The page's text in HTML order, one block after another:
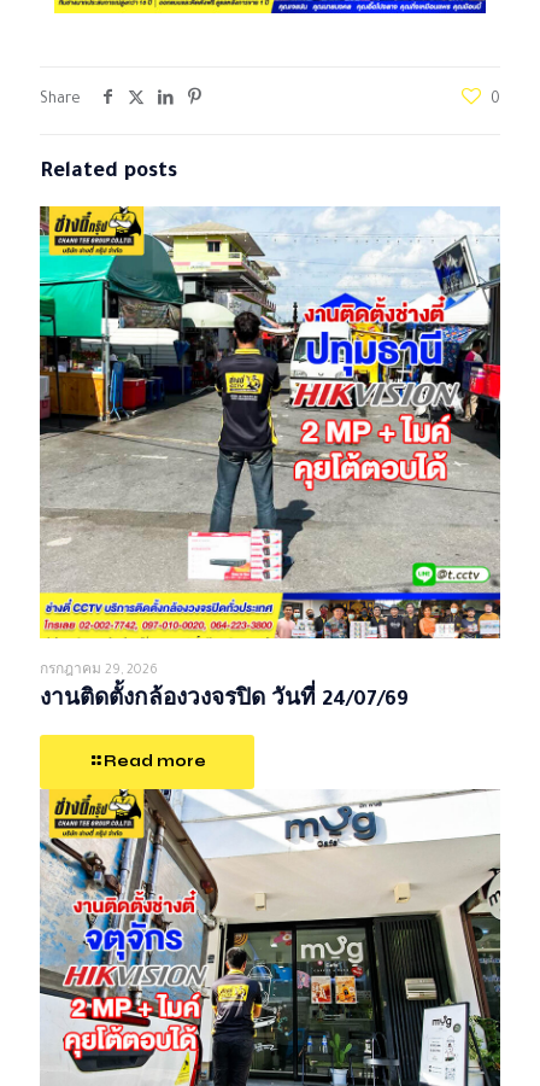
Share 0
Related posts
กรกฎาคม 29, 2026
งานติดตั้งกล้องวงจรปิด วันที่ 24/07/69
Read more